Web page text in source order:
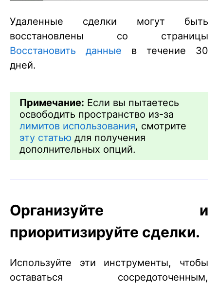
Удаленные сделки могут быть
восстановлены со страницы
Восстановить данные в течение 30
дней.
Примечание: Если вы пытаетесь
освободить пространство из-за
лимитов использования, смотрите
эту статью для получения
дополнительных опций.
Организуйте и
приоритизируйте сделки.
Используйте эти инструменты, чтобы
оставаться сосредоточенным,